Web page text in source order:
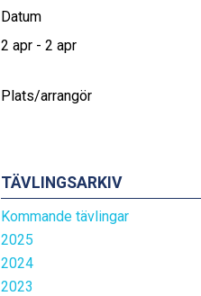
TÄVLINGSARKIV
Kommande tävlingar
2025
2024
2023
Datum
2 apr - 2 apr
Plats/arrangör